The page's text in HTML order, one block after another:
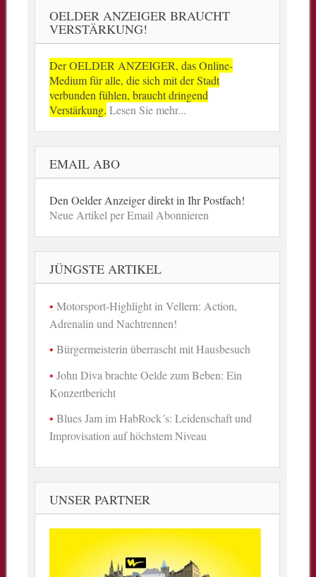
OELDER ANZEIGER BRAUCHT
VERSTÄRKUNG!
Der OELDER ANZEIGER, das Online-
Medium für alle, die sich mit der Stadt
verbunden fühlen, braucht dringend
Verstärkung. Lesen Sie mehr...
EMAIL ABO
Den Oelder Anzeiger direkt in Ihr Postfach!
Neue Artikel per Email Abonnieren
JÜNGSTE ARTIKEL
Motorsport-Highlight in Vellern: Action,
Adrenalin und Nachtrennen!
Bürgermeisterin überrascht mit Hausbesuch
John Diva brachte Oelde zum Beben: Ein
Konzertbericht
Blues Jam im HabRock´s: Leidenschaft und
Improvisation auf höchstem Niveau
UNSER PARTNER